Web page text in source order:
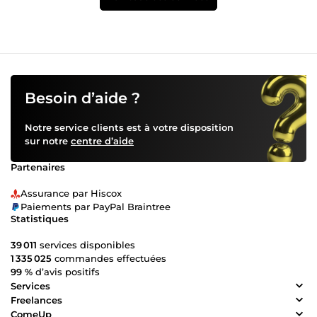
Besoin d’aide ?
Notre service clients est à votre disposition
sur notre centre d’aide
Partenaires
Assurance par Hiscox
Paiements par PayPal Braintree
Statistiques
39 011 services disponibles
1 335 025 commandes effectuées
99 % d’avis positifs
Services
Freelances
ComeUp